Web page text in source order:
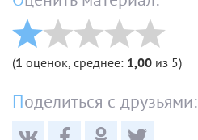
(1 оценок, среднее: 1,00 из 5)
Поделиться с друзьями: